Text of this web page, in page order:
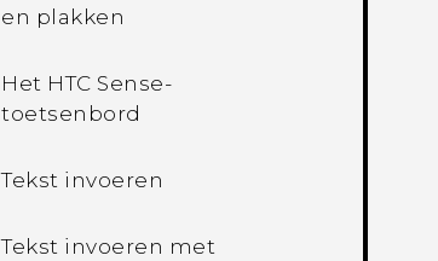
en plakken
Het HTC Sense-
toetsenbord
Tekst invoeren
Tekst invoeren met